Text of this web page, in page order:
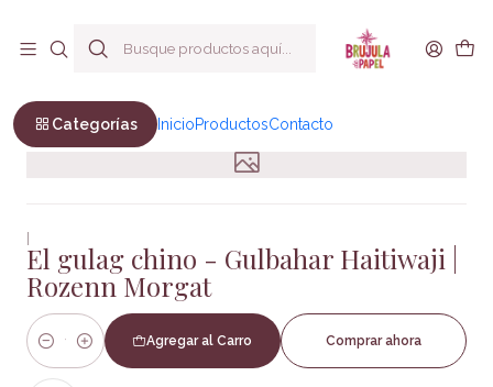
Categorías InicioProductosContacto
|
El gulag chino - Gulbahar Haitiwaji |
Rozenn Morgat
Cantidad
Agregar al Carro Comprar ahora